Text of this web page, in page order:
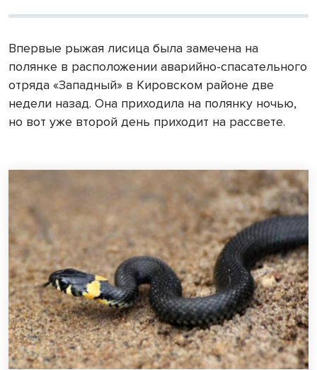
Впервые рыжая лисица была замечена на
полянке в расположении аварийно-спасательного
отряда «Западный» в Кировском районе две
недели назад. Она приходила на полянку ночью,
но вот уже второй день приходит на рассвете.